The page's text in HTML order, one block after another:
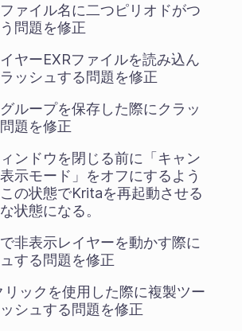
ァイル名に二つピリオドがつ
問題を修正
ヤーEXRファイルを読み込ん
ッシュする問題を修正
ループを保存した際にクラッ
題を修正
ンドウを閉じる前に「キャン
示モード」をオフにするよう
の状態でKritaを再起動させる
状態になる。
非表示レイヤーを動かす際に
する問題を修正
ックを使用した際に複製ツー
シュする問題を修正